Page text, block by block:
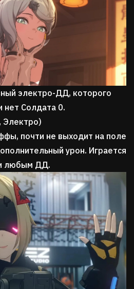
электро-ДД, которого
нет Солдата 0.
Электро)
почти не выходит на поле
урон. Играется
любым ДД.